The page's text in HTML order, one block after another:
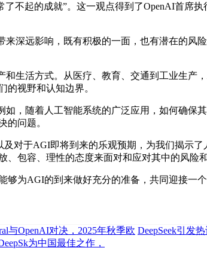
不起的成就”。这一观点得到了OpenAI首席
远影响，既有积极的一面，也有潜在的风
活方式。从医疗、教育、交通到工业生产
的视野和认知边界。
随着人工智能系统的广泛应用，如何确保
的问题。
对于AGI即将到来的乐观预期，为我们揭示
包容、理性的态度来面对和应对其中的风险和
为AGI的到来做好充分的准备，共同迎接一个
与OpenAI对决，2025年秋季欧 DeepSeek引发
为中国最佳之作，